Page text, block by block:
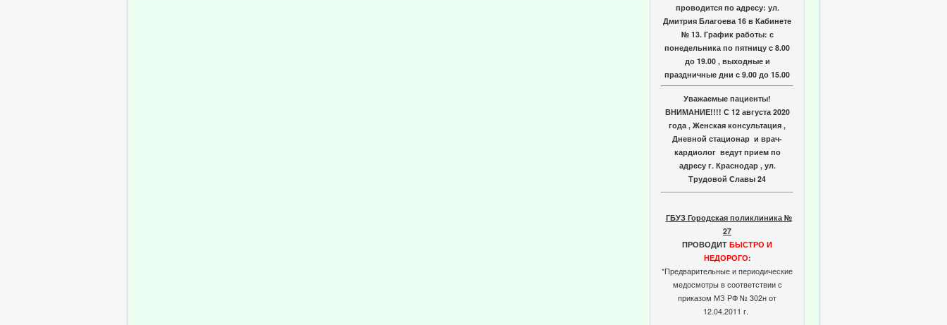
проводится по адресу: ул.
Дмитрия Благоева 16 в Кабинете
№ 13. График работы: с
понедельника по пятницу с 8.00
до 19.00 , выходные и
праздничные дни с 9.00 до 15.00
Уважаемые пациенты!
ВНИМАНИЕ!!!! С 12 августа 2020
года , Женская консультация ,
Дневной стационар и врач-
кардиолог ведут прием по
адресу г. Краснодар , ул.
Трудовой Славы 24
ГБУЗ Городская поликлиника №
27
ПРОВОДИТ БЫСТРО И
НЕДОРОГО:
*Предварительные и периодические
медосмотры в соответствии с
приказом МЗ РФ № 302н от
12.04.2011 г.